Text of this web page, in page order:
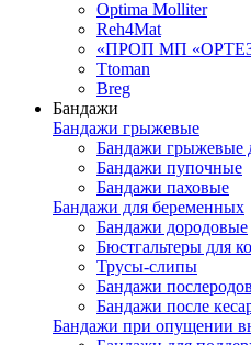
Optima Molliter
Reh4Mat
«ПРОП МП
Ttoman
Breg
Бандажи
Бандажи грыжевые
Бандажи грыжевые
Бандажи пупочные
Бандажи паховые
Бандажи для беременных
Бандажи дородовые
Бюстгальтеры для
Трусы-слипы
Бандажи
Бандажи после
Бандажи при опущении